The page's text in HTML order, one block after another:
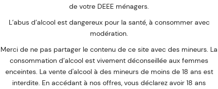
de votre DEEE ménagers.
L’abus d’alcool est dangereux pour la santé, à consommer avec
modération.
Merci de ne pas partager le contenu de ce site avec des mineurs. La
consommation d’alcool est vivement déconseillée aux femmes
enceintes. La vente d'alcool à des mineurs de moins de 18 ans est
interdite. En accédant à nos offres, vous déclarez avoir 18 ans